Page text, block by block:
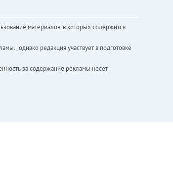
материалов, в которых содержится
, однако редакция участвует в подготовке
за содержание рекламы несет